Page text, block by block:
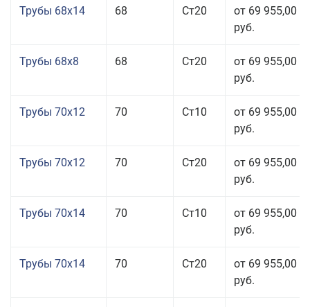
Трубы 68x14 68 Ст20
от 69 955,00
руб.
Трубы 68x8 68 Ст20
от 69 955,00
руб.
Трубы 70x12 70 Ст10
от 69 955,00
руб.
Трубы 70x12 70 Ст20
от 69 955,00
руб.
Трубы 70x14 70 Ст10
от 69 955,00
руб.
Трубы 70x14 70 Ст20
от 69 955,00
руб.